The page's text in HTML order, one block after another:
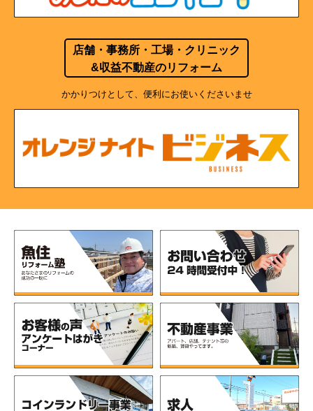
店舗・事務所・工場・クリニック
&収益不動産のリフォーム
かかりつけとして、便利にお使いくださいませ